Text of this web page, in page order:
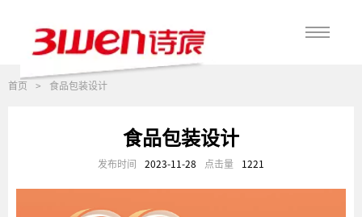
首页 > 食品包装设计
食品包装设计
发布时间 2023-11-28 点击量 1221